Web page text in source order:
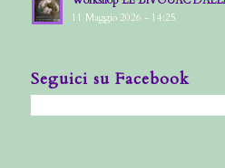
11 Maggio 2026 - 14:25
Seguici su Facebook